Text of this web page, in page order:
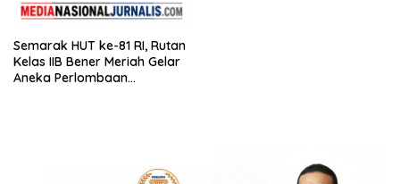
Semarak HUT ke-81 RI, Rutan
Kelas IIB Bener Meriah Gelar
Aneka Perlombaan